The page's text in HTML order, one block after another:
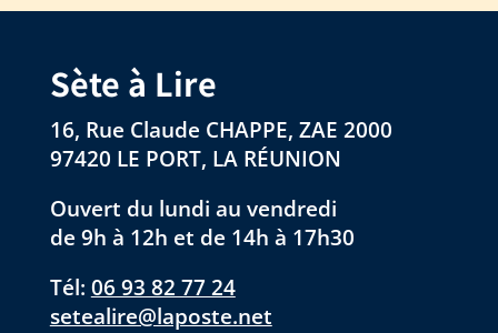
Sète à Lire
16, Rue Claude CHAPPE, ZAE 2000
97420 LE PORT, LA RÉUNION
Ouvert du lundi au vendredi
de 9h à 12h et de 14h à 17h30
Tél: 06 93 82 77 24
setealire@laposte.net